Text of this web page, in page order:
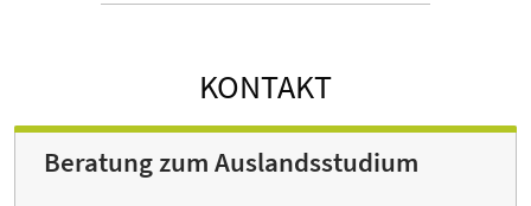
KONTAKT
Beratung zum Auslandsstudium